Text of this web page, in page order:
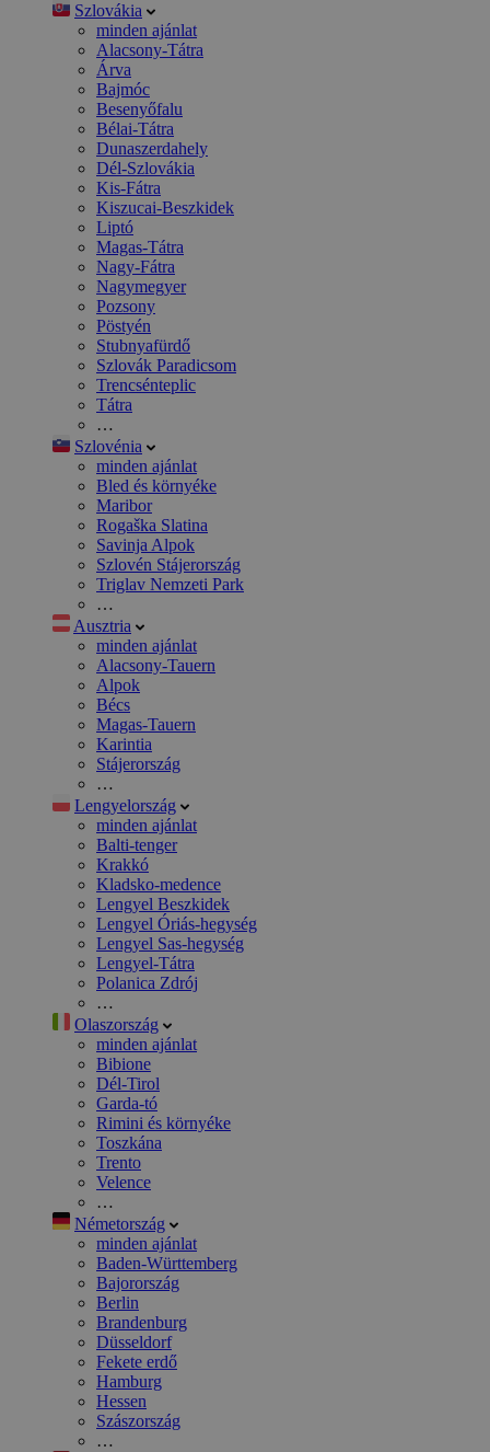
Szlovákia
minden ajánlat
Alacsony-Tátra
Árva
Bajmóc
Besenyőfalu
Bélai-Tátra
Dunaszerdahely
Dél-Szlovákia
Kis-Fátra
Kiszucai-Beszkidek
Liptó
Magas-Tátra
Nagy-Fátra
Nagymegyer
Pozsony
Pöstyén
Stubnyafürdő
Szlovák Paradicsom
Trencsénteplic
Tátra
…
Szlovénia
minden ajánlat
Bled és környéke
Maribor
Rogaška Slatina
Savinja Alpok
Szlovén Stájerország
Triglav Nemzeti Park
…
Ausztria
minden ajánlat
Alacsony-Tauern
Alpok
Bécs
Magas-Tauern
Karintia
Stájerország
…
Lengyelország
minden ajánlat
Balti-tenger
Krakkó
Kladsko-medence
Lengyel Beszkidek
Lengyel Óriás-hegység
Lengyel Sas-hegység
Lengyel-Tátra
Polanica Zdrój
…
Olaszország
minden ajánlat
Bibione
Dél-Tirol
Garda-tó
Rimini és környéke
Toszkána
Trento
Velence
…
Németország
minden ajánlat
Baden-Württemberg
Bajorország
Berlin
Brandenburg
Düsseldorf
Fekete erdő
Hamburg
Hessen
Szászország
…